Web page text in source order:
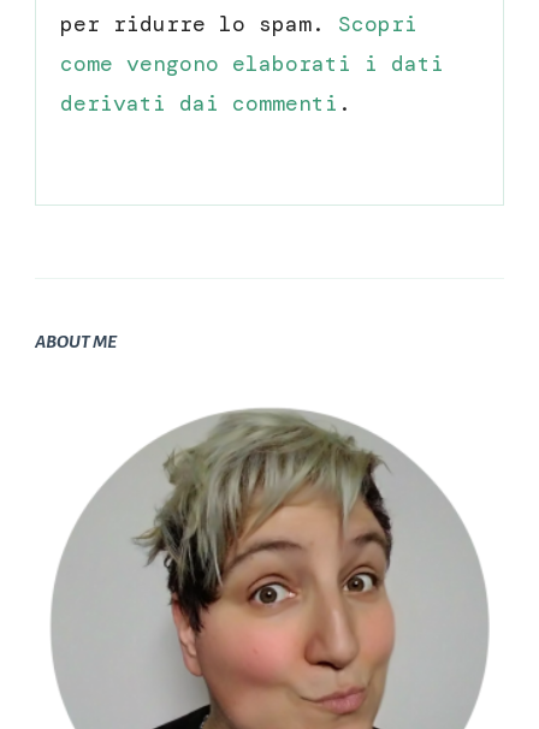
per ridurre lo spam. Scopri
come vengono elaborati i dati
derivati dai commenti .
ABOUT ME